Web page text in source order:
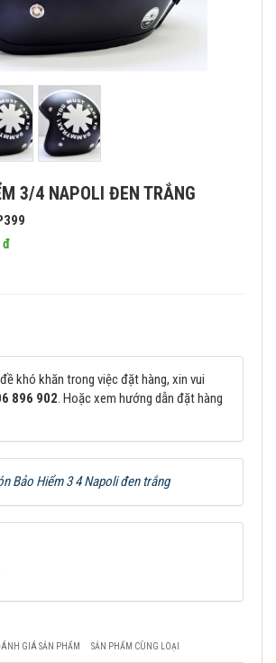
3/4 NAPOLI ĐEN TRẮNG
đ
khó khăn trong việc đặt hàng, xin vui
896 902. Hoặc xem hướng dẫn đặt hàng
Bảo Hiểm 3 4 Napoli đen trắng
GIÁ SẢN PHẨM SẢN PHẨM CÙNG LOẠI